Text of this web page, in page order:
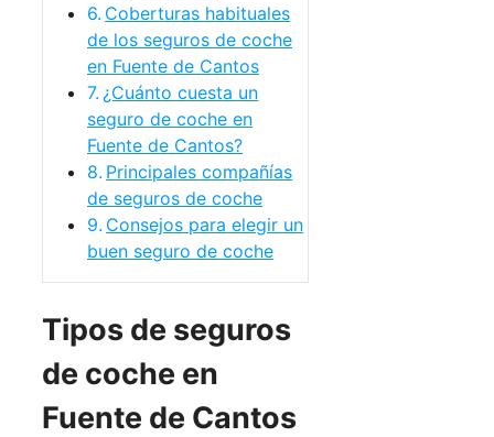
Coberturas habituales
de los seguros de coche
en Fuente de Cantos
¿Cuánto cuesta un
seguro de coche en
Fuente de Cantos?
Principales compañías
de seguros de coche
Consejos para elegir un
buen seguro de coche
Tipos de seguros
de coche en
Fuente de Cantos